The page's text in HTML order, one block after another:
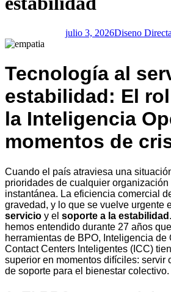
julio 3, 2026Diseno Directa
Tecnología al
estabilidad: El
la Inteligencia
momentos de
Cuando el país atraviesa una
prioridades de cualquier organización
instantánea. La eficiencia comercial
gravedad, y lo que se vuelve urgente
servicio y el soporte a la estabilidad
hemos entendido durante 27 años
herramientas de BPO, Inteligencia de
Contact Centers Inteligentes (ICC)
superior en momentos difíciles: servir
de soporte para el bienestar colectivo.